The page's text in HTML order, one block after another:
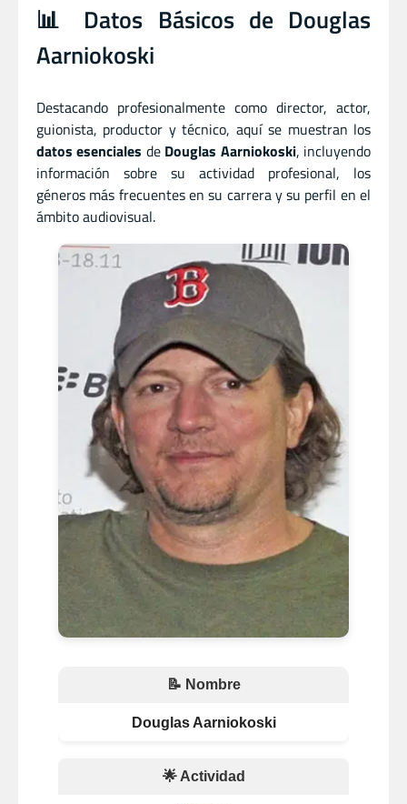
📊 Datos Básicos de Douglas
Aarniokoski
Destacando profesionalmente como director, actor,
guionista, productor ytécnico, aquí se muestran los
datos esenciales de Douglas Aarniokoski, incluyendo
información sobre su actividad profesional, los
géneros más frecuentes en su carrera y su perfil en el
ámbito audiovisual.
📝 Nombre
Douglas Aarniokoski
🌟 Actividad